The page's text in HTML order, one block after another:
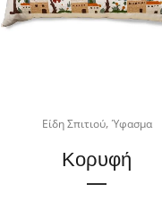
Είδη Σπιτιού, Ύφασμα
Κορυφή